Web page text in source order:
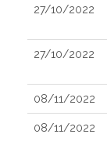
27/10/2022
27/10/2022
08/11/2022
08/11/2022